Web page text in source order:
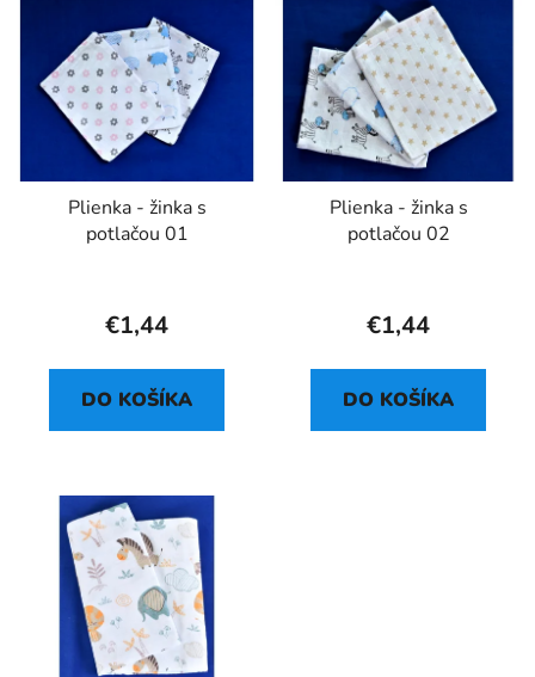
Plienka - žinka s
potlačou 01
€1,44
DO KOŠÍKA
Plienka - žinka s
potlačou 02
€1,44
DO KOŠÍKA